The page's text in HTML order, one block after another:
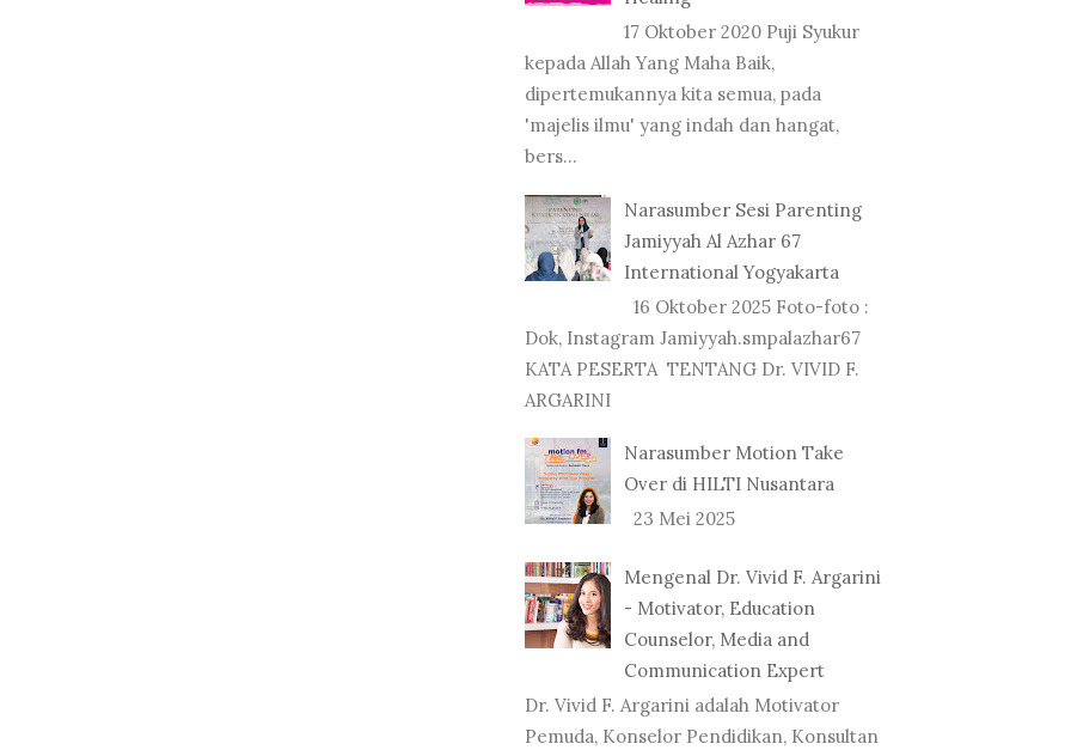
17 Oktober 2020 Puji Syukur
kepada Allah Yang Maha Baik,
dipertemukannya kita semua, pada
'majelis ilmu' yang indah dan hangat,
bers...
Narasumber Sesi Parenting
Jamiyyah Al Azhar 67
International Yogyakarta
16 Oktober 2025 Foto-foto :
Dok, Instagram Jamiyyah.smpalazhar67
KATA PESERTA TENTANG Dr. VIVID F.
ARGARINI
Narasumber Motion Take
Over di HILTI Nusantara
23 Mei 2025
Mengenal Dr. Vivid F. Argarini
- Motivator, Education
Counselor, Media and
Communication Expert
Dr. Vivid F. Argarini adalah Motivator
Pemuda, Konselor Pendidikan, Konsultan